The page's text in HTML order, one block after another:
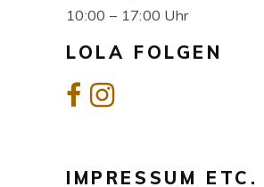
10:00 – 17:00 Uhr
LOLA FOLGEN
IMPRESSUM ETC.